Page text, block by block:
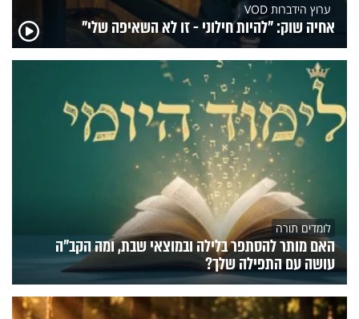
ערוץ הידברות VOD
אחיה שוק: "להיות חילוני - זו לא השאיפה שלי"
לומדים תורה
האם מותר להסתפר בלילה ובמוצאי שבת, ומה הקב"ה
עושה עם התפילה שלך?